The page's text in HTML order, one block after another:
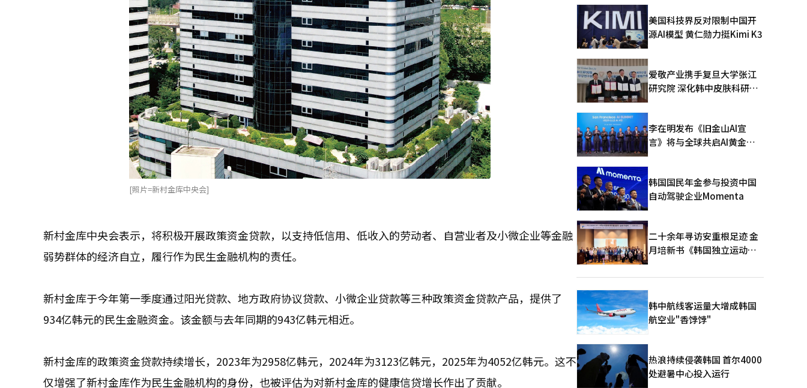
[照片=新村金库中央会]
新村金库中央会表示，将积极开展政策资金贷款，以支持低信用、低收入的劳动者、自营业者及小微企业等金融
弱势群体的经济自立，履行作为民生金融机构的责任。
新村金库于今年第一季度通过阳光贷款、地方政府协议贷款、小微企业贷款等三种政策资金贷款产品，提供了
934亿韩元的民生金融资金。该金额与去年同期的943亿韩元相近。
新村金库的政策资金贷款持续增长，2023年为2958亿韩元，2024年为3123亿韩元，2025年为4052亿韩元。这不
仅增强了新村金库作为民生金融机构的身份，也被评估为对新村金库的健康信贷增长作出了贡献。
美国科技界反对限制中国开
源AI模型 黄仁勋力挺Kimi K3
爱敬产业携手复旦大学张江
研究院 深化韩中皮肤科研合
李在明发布《旧金山AI宣
言》将与全球共启AI黄金时
韩国国民年金参与投资中国
自动驾驶企业Momenta
二十余年寻访安重根足迹 金
月培新书《韩国独立运动圣
版
韩中航线客运量大增成韩国
航空业"香饽饽"
热浪持续侵袭韩国 首尔4000
处避暑中心投入运行